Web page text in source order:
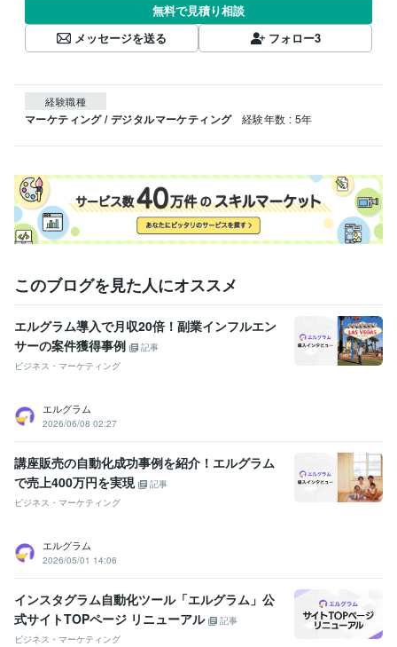
無料で見積り相談
メッセージを送る
フォロー3
経験職種
マーケティング / デジタルマーケティング 経験年数 : 5年
このブログを見た人にオススメ
エルグラム導入で月収20倍！副業インフルエン
サーの案件獲得事例
記事
ビジネス・マーケティング
エルグラム
2026/06/08 02:27
講座販売の自動化成功事例を紹介！エルグラム
で売上400万円を実現
記事
ビジネス・マーケティング
エルグラム
2026/05/01 14:06
インスタグラム自動化ツール「エルグラム」公
式サイトTOPページ リニューアル
記事
ビジネス・マーケティング